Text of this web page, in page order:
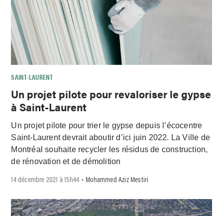
SAINT-LAURENT
Un projet pilote pour revaloriser le gypse
à Saint-Laurent
Un projet pilote pour trier le gypse depuis l’écocentre
Saint-Laurent devrait aboutir d’ici juin 2022. La Ville de
Montréal souhaite recycler les résidus de construction,
de rénovation et de démolition
14 décembre 2021 à 15h44 - Mohammed Aziz Mestiri